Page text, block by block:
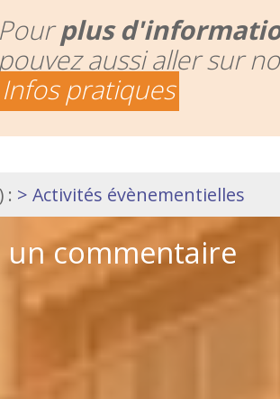
Pourplus
pouvez aussi aller sur
Infos pratiques
: > Activités évènementielles
un commentaire